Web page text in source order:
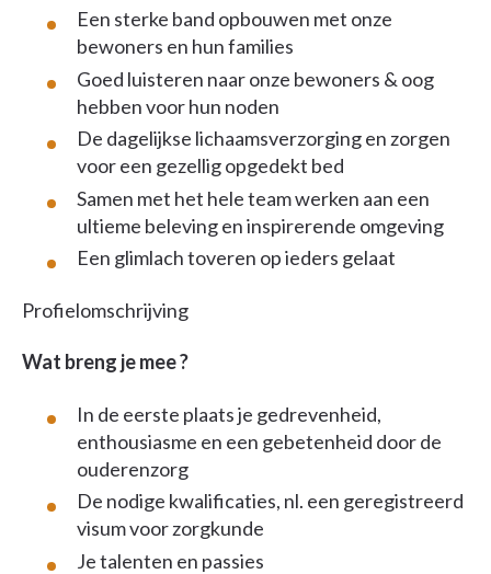
Een sterke band opbouwen met onze
bewoners en hun families
Goed luisteren naar onze bewoners & oog
hebben voor hun noden
De dagelijkse lichaamsverzorging en zorgen
voor een gezellig opgedekt bed
Samen met het hele team werken aan een
ultieme beleving en inspirerende omgeving
Een glimlach toveren op ieders gelaat
Profielomschrijving
Wat breng je mee ?
In de eerste plaats je gedrevenheid,
enthousiasme en een gebetenheid door de
ouderenzorg
De nodige kwalificaties, nl. een geregistreerd
visum voor zorgkunde
Je talenten en passies